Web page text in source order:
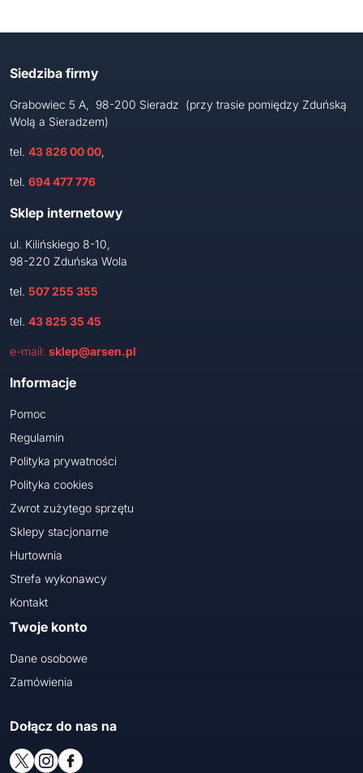
Siedziba firmy
Grabowiec 5 A, 98-200 Sieradz (przy trasie pomiędzy Zduńską
Wolą a Sieradzem)
tel. 43 826 00 00,
tel. 694 477 776
Sklep internetowy
ul. Kilińskiego 8-10,
98-220 Zduńska Wola
tel. 507 255 355
tel. 43 825 35 45
e-mail: sklep@arsen.pl
Informacje
Pomoc
Regulamin
Polityka prywatności
Polityka cookies
Zwrot zużytego sprzętu
Sklepy stacjonarne
Hurtownia
Strefa wykonawcy
Kontakt
Twoje konto
Dane osobowe
Zamówienia
Dołącz do nas na